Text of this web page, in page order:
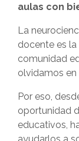
aulas con
La
docente es
comunidad
olvidamos en
Por eso,
oportunidad
educativos,